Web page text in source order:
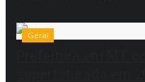
Geral